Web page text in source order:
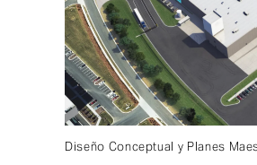
Diseño Conceptual y Planes